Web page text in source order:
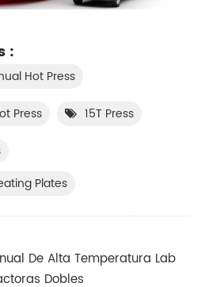
:
Hot Press
Press 15T Press
Plates
De Alta Temperatura Lab
Dobles